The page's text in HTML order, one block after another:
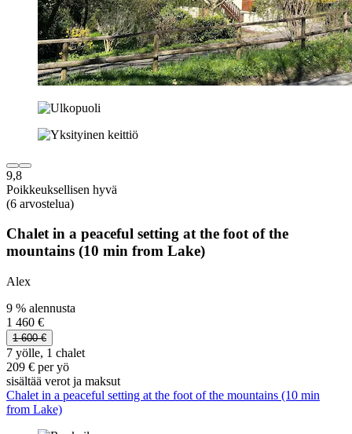
9,8
Poikkeuksellisen hyvä
(6 arvostelua)
Chalet in a peaceful setting at the foot of the
mountains (10 min from Lake)
Alex
9 % alennusta
1 460 €
1 600 €
7 yölle, 1 chalet
209 € per yö
sisältää verot ja maksut
Chalet in a peaceful setting at the foot of the mountains (10 min
from Lake)